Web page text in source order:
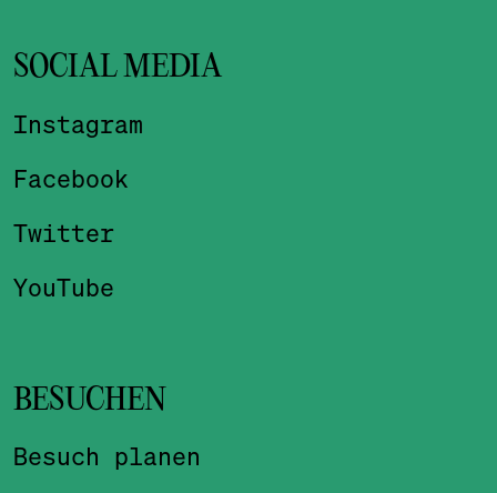
SOCIAL MEDIA
Instagram
Facebook
Twitter
YouTube
BESUCHEN
Besuch planen